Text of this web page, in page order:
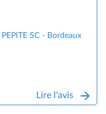
PEPITE SC - Bordeaux
Lire l'avis